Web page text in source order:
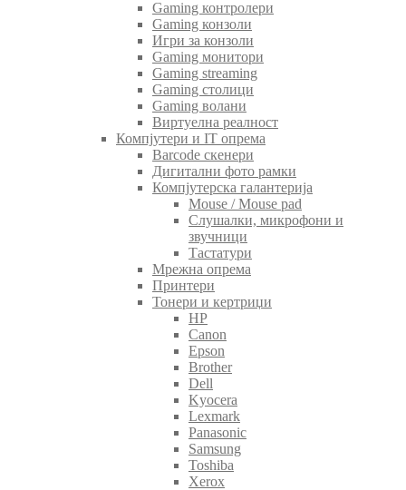
Gaming контролери
Gaming конзоли
Игри за конзоли
Gaming монитори
Gaming streaming
Gaming столици
Gaming волани
Виртуелна реалност
Компјутери и IT опрема
Barcode скенери
Дигитални фото рамки
Компјутерска галантерија
Mouse / Mouse pad
Слушалки, микрофони и
звучници
Тастатури
Мрежна опрема
Принтери
Тонери и кертриџи
HP
Canon
Epson
Brother
Dell
Kyocera
Lexmark
Panasonic
Samsung
Toshiba
Xerox